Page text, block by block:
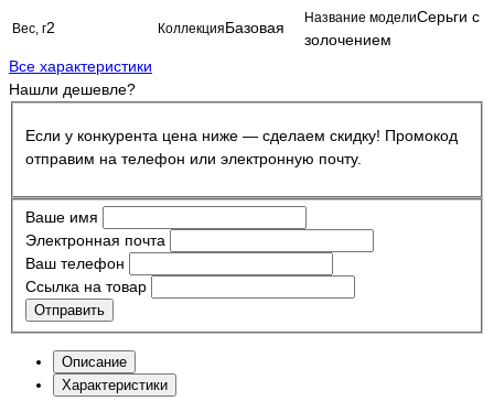
Вес, г2 КоллекцияБазовая
Название моделиСерьги с
золочением
Все характеристики
Нашли дешевле?
Если у конкурента цена ниже — сделаем скидку! Промокод
отправим на телефон или электронную почту.
Ваше имя
Электронная почта
Ваш телефон
Ссылка на товар
Отправить
Описание
Характеристики